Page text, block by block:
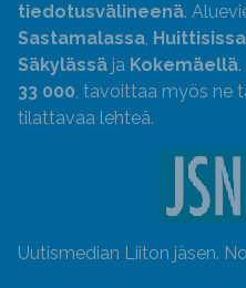
tiedotusvälineenä.
Sastamalassa, Huittisissa
Säkylässä ja Kokemäellä
33 000, tavoittaa myös ne
tilattavaa lehteä.
Uutismedian Liiton jäsen.